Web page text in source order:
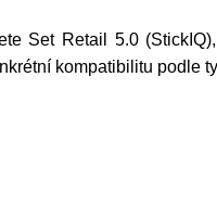
Set Retail 5.0
kompatibilitu podle